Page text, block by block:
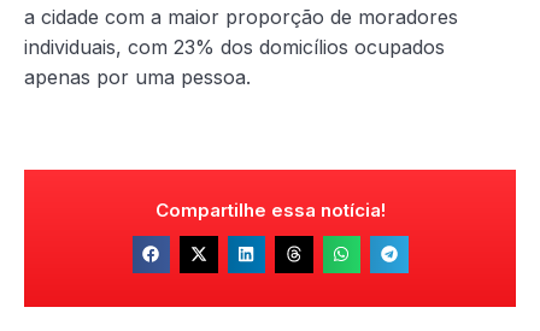
a cidade com a maior proporção de moradores
individuais, com 23% dos domicílios ocupados
apenas por uma pessoa.
Compartilhe essa notícia!